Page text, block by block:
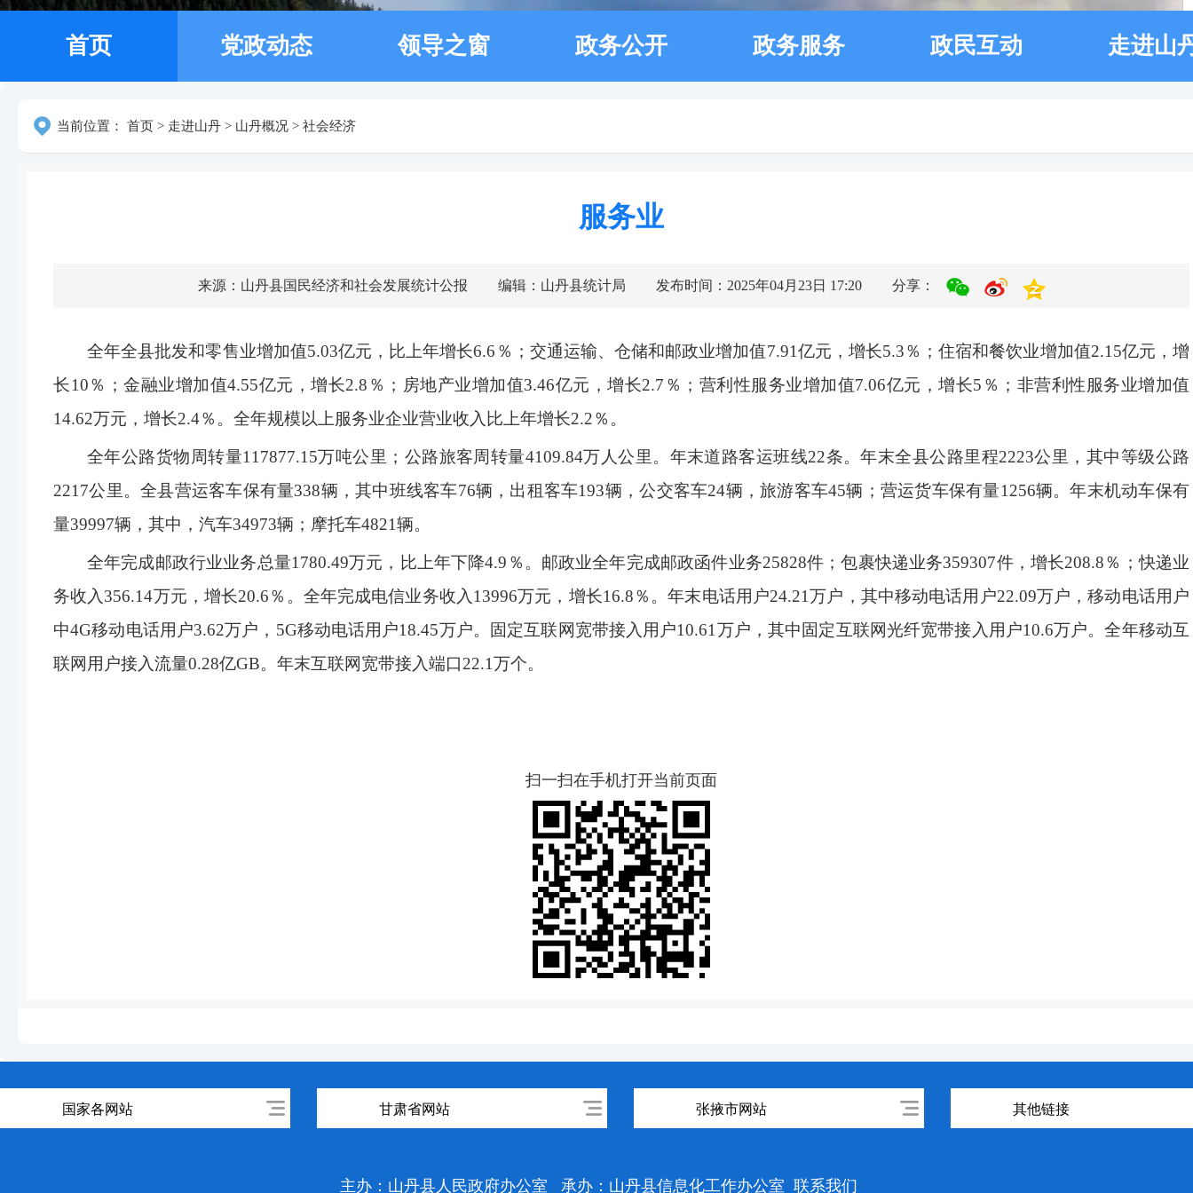
首页 党政动态 领导之窗 政务公开 政务服务 政民互动 走进山
当前位置： 首页 > 走进山丹 > 山丹概况 > 社会经济
服务业
来源：山丹县国民经济和社会发展统计公报 编辑：山丹县统计局 发布时间：2025年04月23日 17:20 分享：
全年全县批发和零售业增加值5.03亿元，比上年增长6.6％；交通运输、仓储和邮政业增加值7.91亿元，增长5.3％；住宿和餐饮业增加值2.15亿元，增
长10％；金融业增加值4.55亿元，增长2.8％；房地产业增加值3.46亿元，增长2.7％；营利性服务业增加值7.06亿元，增长5％；非营利性服务业增加值
14.62万元，增长2.4％。全年规模以上服务业企业营业收入比上年增长2.2％。
全年公路货物周转量117877.15万吨公里；公路旅客周转量4109.84万人公里。年末道路客运班线22条。年末全县公路里程2223公里，其中等级公路
2217公里。全县营运客车保有量338辆，其中班线客车76辆，出租客车193辆，公交客车24辆，旅游客车45辆；营运货车保有量1256辆。年末机动车保有
量39997辆，其中，汽车34973辆；摩托车4821辆。
全年完成邮政行业业务总量1780.49万元，比上年下降4.9％。邮政业全年完成邮政函件业务25828件；包裹快递业务359307件，增长208.8％；快递业
务收入356.14万元，增长20.6％。全年完成电信业务收入13996万元，增长16.8％。年末电话用户24.21万户，其中移动电话用户22.09万户，移动电话用户
中4G移动电话用户3.62万户，5G移动电话用户18.45万户。固定互联网宽带接入用户10.61万户，其中固定互联网光纤宽带接入用户10.6万户。全年移动互
联网用户接入流量0.28亿GB。年末互联网宽带接入端口22.1万个。
扫一扫在手机打开当前页面
国家各网站 甘肃省网站 张掖市网站 其他链接
主办：山丹县人民政府办公室 承办：山丹县信息化工作办公室 联系我们